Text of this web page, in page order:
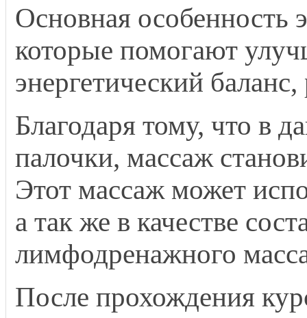
Основная особенность
которые помогают
энергетический
Благодаря тому, что в
палочки, массаж
Этот массаж может
а так же в качестве
лимфодренажного
После прохождения